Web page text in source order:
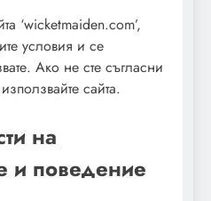
‘wicketmaiden.com’,
условия и се
Ако не сте съгласни
сайта.
на
и поведение